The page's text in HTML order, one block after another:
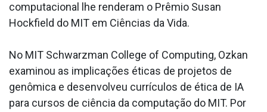
computacional lhe renderam o Prêmio Susan
Hockfield do MIT em Ciências da Vida.
No MIT Schwarzman College of Computing, Ozkan
examinou as implicações éticas de projetos de
genômica e desenvolveu currículos de ética de IA
para cursos de ciência da computação do MIT. Por